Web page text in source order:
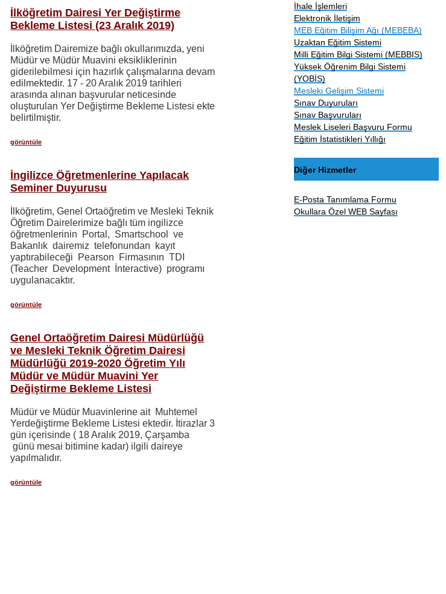
İlköğretim Dairesi Yer Değiştirme
Bekleme Listesi (23 Aralık 2019)
İlköğretim Dairemize bağlı okullarımızda, yeni
Müdür ve Müdür Muavini eksikliklerinin
giderilebilmesi için hazırlık çalışmalarına devam
edilmektedir. 17 - 20 Aralık 2019 tarihleri
arasında alınan başvurular neticesinde
oluşturulan Yer Değiştirme Bekleme Listesi ekte
belirtilmiştir.
görüntüle
İngilizce Öğretmenlerine Yapılacak
Seminer Duyurusu
İlköğretim, Genel Ortaöğretim ve Mesleki Teknik
Öğretim Dairelerimize bağlı tüm ingilizce
öğretmenlerinin Portal, Smartschool ve
Bakanlık dairemiz telefonundan kayıt
yaptırabileceği Pearson Firmasının TDI
(Teacher Development İnteractive) programı
uygulanacaktır.
görüntüle
Genel Ortaöğretim Dairesi Müdürlüğü
ve Mesleki Teknik Öğretim Dairesi
Müdürlüğü 2019-2020 Öğretim Yılı
Müdür ve Müdür Muavini Yer
Değiştirme Bekleme Listesi
Müdür ve Müdür Muavinlerine ait Muhtemel
Yerdeğiştirme Bekleme Listesi ektedir. İtirazlar 3
gün içerisinde ( 18 Aralık 2019, Çarşamba
günü mesai bitimine kadar) ilgili daireye
yapılmalıdır.
görüntüle
İhale İşlemleri
Elektronik İletişim
MEB Eğitim Bilişim Ağı (MEBEBA)
Uzaktan Eğitim Sistemi
Milli Eğitim Bilgi Sistemi (MEBBIS)
Yüksek Öğrenim Bilgi Sistemi
(YOBİS)
Mesleki Gelişim Sistemi
Sınav Duyuruları
Sınav Başvuruları
Meslek Liseleri Başvuru Formu
Eğitim İstatistikleri Yıllığı
Diğer Hizmetler
E-Posta Tanımlama Formu
Okullara Özel WEB Sayfası